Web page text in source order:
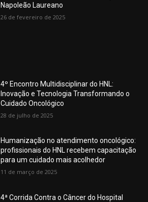
Napoleão Laureano
26 de fevereiro de 2025
4º Encontro Multidisciplinar do HNL:
Inovação e Tecnologia Transformando o
Cuidado Oncológico
28 de julho de 2025
Humanização no atendimento oncológico:
profissionais do HNL recebem capacitação
para um cuidado mais acolhedor
11 de março de 2025
4ª Corrida Contra o Câncer do Hospital